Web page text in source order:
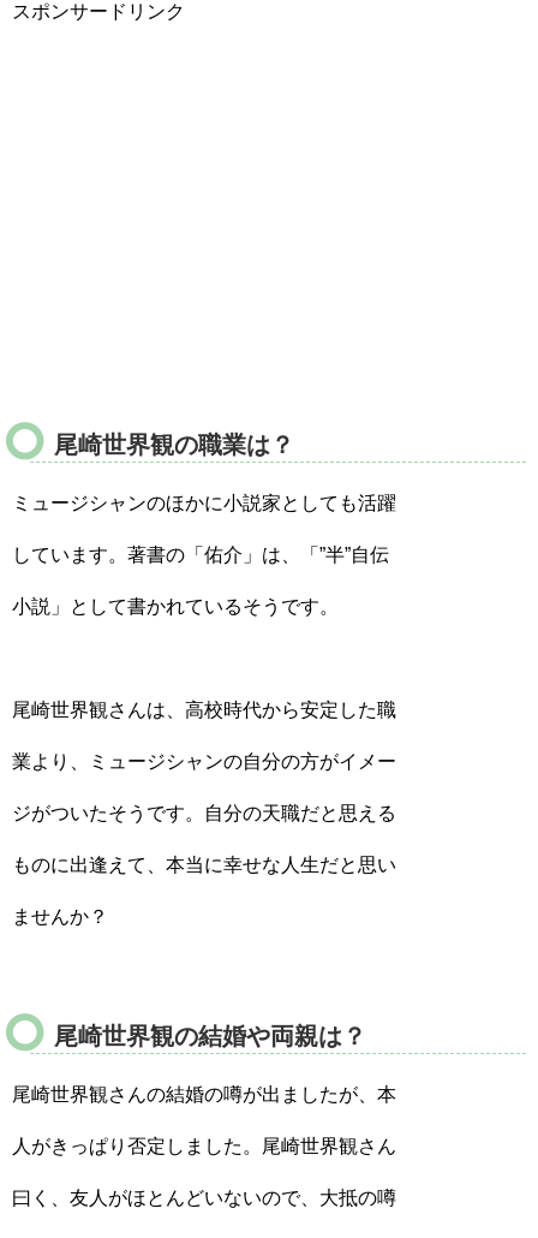
スポンサードリンク
尾崎世界観の職業は？
ミュージシャンのほかに小説家としても活躍
しています。著書の「佑介」は、「”半”自伝
小説」として書かれているそうです。
尾崎世界観さんは、高校時代から安定した職
業より、ミュージシャンの自分の方がイメー
ジがついたそうです。自分の天職だと思える
ものに出逢えて、本当に幸せな人生だと思い
ませんか？
尾崎世界観の結婚や両親は？
尾崎世界観さんの結婚の噂が出ましたが、本
人がきっぱり否定しました。尾崎世界観さん
曰く、友人がほとんどいないので、大抵の噂